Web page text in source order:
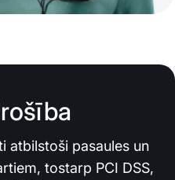
atbilstoši pasaules un
tostarp PCI DSS,